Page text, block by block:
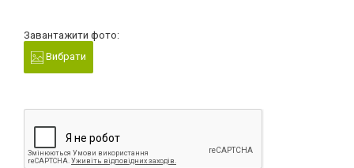
Завантажити фото:
Вибрати